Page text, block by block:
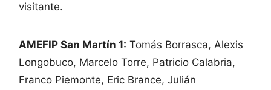
visitante.
AMEFIP San Martín 1: Tomás Borrasca, Alexis
Longobuco, Marcelo Torre, Patricio Calabria,
Franco Piemonte, Eric Brance, Julián